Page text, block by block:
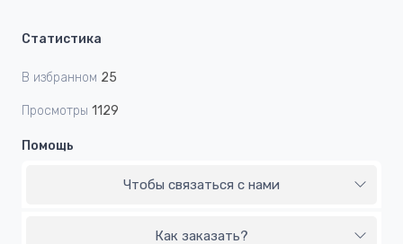
Статистика
В избранном 25
Просмотры 1129
Помощь
Чтобы связаться с нами
Как заказать?